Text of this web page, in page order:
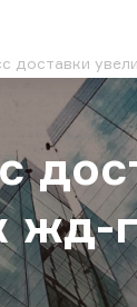
доставки